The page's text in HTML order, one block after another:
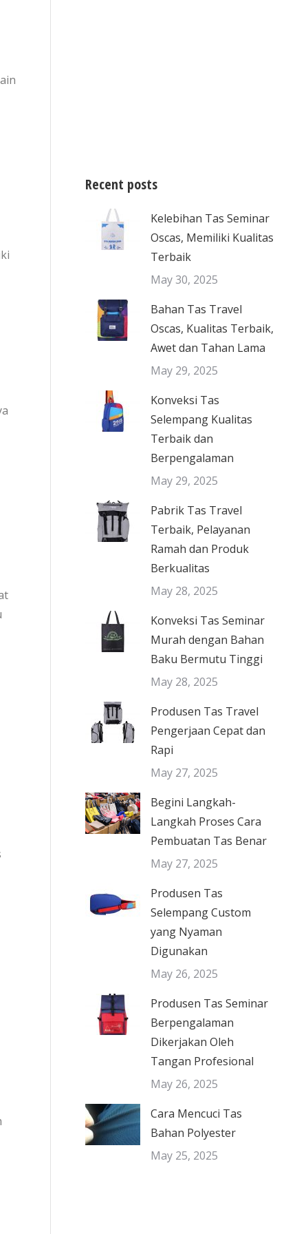
Recent posts
Kelebihan Tas Seminar
Oscas, Memiliki Kualitas
Terbaik
May 30, 2025
Bahan Tas Travel
Oscas, Kualitas Terbaik,
Awet dan Tahan Lama
May 29, 2025
Konveksi Tas
Selempang Kualitas
Terbaik dan
Berpengalaman
May 29, 2025
Pabrik Tas Travel
Terbaik, Pelayanan
Ramah dan Produk
Berkualitas
May 28, 2025
Konveksi Tas Seminar
Murah dengan Bahan
Baku Bermutu Tinggi
May 28, 2025
Produsen Tas Travel
Pengerjaan Cepat dan
Rapi
May 27, 2025
Begini Langkah-
Langkah Proses Cara
Pembuatan Tas Benar
May 27, 2025
Produsen Tas
Selempang Custom
yang Nyaman
Digunakan
May 26, 2025
Produsen Tas Seminar
Berpengalaman
Dikerjakan Oleh
Tangan Profesional
May 26, 2025
Cara Mencuci Tas
Bahan Polyester
May 25, 2025